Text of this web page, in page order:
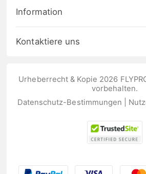
Information
Kontaktiere uns
Urheberrecht & Kopie 2026
vorbehalten.
Datenschutz-Bestimmungen